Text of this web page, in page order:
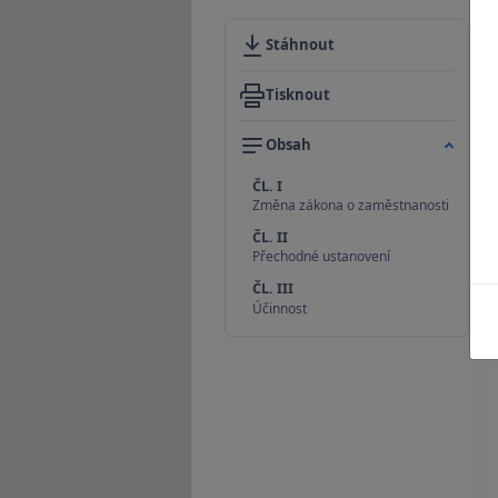
Stáhnout
Tisknout
Obsah
ČL. I
Změna zákona o zaměstnanosti
ČL. II
Přechodné ustanovení
ČL. III
Účinnost